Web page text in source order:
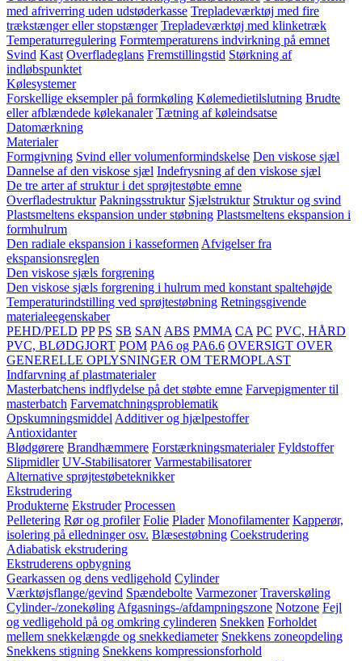
med afriverring uden udstøderkasse Trepladeværktøj med fire
trækstænger eller stopstænger Trepladeværktøj med klinketræk
Temperaturregulering Formtemperaturens indvirkning på emnet
Svind Kast Overfladeglans Fremstillingstid Størkning af
indløbspunktet
Kølesystemer
Forskellige eksempler på formkøling Kølemedietilslutning Brudte
eller afblændede kølekanaler Tætning af køleindsatse
Datomærkning
Materialer
Formgivning Svind eller volumenformindskelse Den viskose sjæl
Dannelse af den viskose sjæl Indefrysning af den viskose sjæl
De tre arter af struktur i det sprøjtestøbte emne
Overfladestruktur Pakningsstruktur Sjælstruktur Struktur og svind
Plastsmeltens ekspansion under støbning Plastsmeltens ekspansion i
formhulrum
Den radiale ekspansion i kasseformen Afvigelser fra
ekspansionsreglen
Den viskose sjæls forgrening
Den viskose sjæls forgrening i hulrum med konstant spaltehøjde
Temperaturindstilling ved sprøjtestøbning Retningsgivende
materialeegenskaber
PEHD/PELD PP PS SB SAN ABS PMMA CA PC PVC, HÅRD
PVC, BLØDGJORT POM PA6 og PA6.6 OVERSIGT OVER
GENERELLE OPLYSNINGER OM TERMOPLAST
Indfarvning af plastmaterialer
Masterbatchens indflydelse på det støbte emne Farvepigmenter til
masterbatch Farvematchningsproblematik
Opskumningsmiddel Additiver og hjælpestoffer
Antioxidanter
Blødgørere Brandhæmmere Forstærkningsmaterialer Fyldstoffer
Slipmidler UV-Stabilisatorer Varmestabilisatorer
Alternative sprøjtestøbeteknikker
Ekstrudering
Produkterne Ekstruder Processen
Pelletering Rør og profiler Folie Plader Monofilamenter Kapperør,
isolering på elledninger osv. Blæsestøbning Coekstrudering
Adiabatisk ekstrudering
Ekstruderens opbygning
Gearkassen og dens vedligehold Cylinder
Værktøjsflange/gevind Spændebolte Varmezoner Traverskøling
Cylinder-/zonekøling Afgasnings-/afdampningszone Notzone Fejl
og vedligehold på og omkring cylinderen Snekken Forholdet
mellem snekkelængde og snekkediameter Snekkens zoneopdeling
Snekkens stigning Snekkens kompressionsforhold